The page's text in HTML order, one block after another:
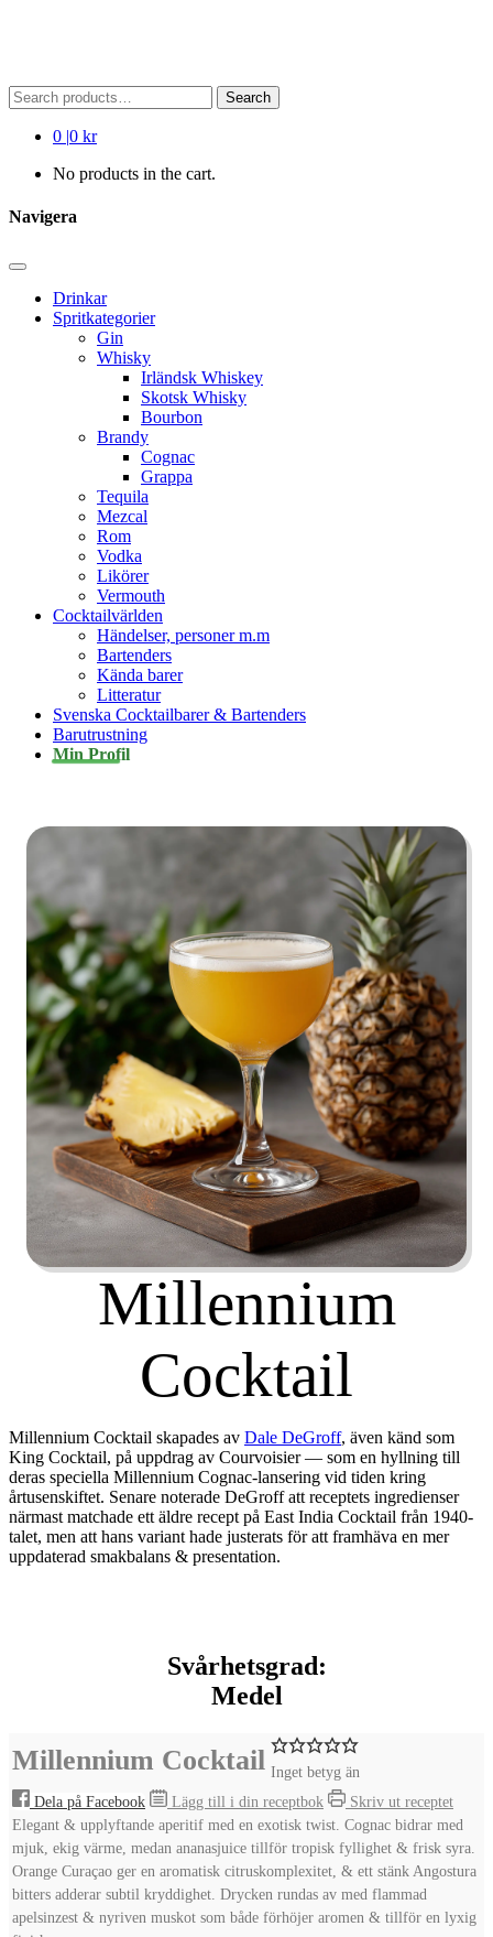
Search
for:
Search
0 |0 kr
No products in the cart.
Navigera
Drinkar
Spritkategorier
Gin
Whisky
Irländsk Whiskey
Skotsk Whisky
Bourbon
Brandy
Cognac
Grappa
Tequila
Mezcal
Rom
Vodka
Likörer
Vermouth
Cocktailvärlden
Händelser, personer m.m
Bartenders
Kända barer
Litteratur
Svenska Cocktailbarer & Bartenders
Barutrustning
Min Profil
Millennium
Cocktail
Millennium Cocktail skapades av Dale DeGroff, även känd som
King Cocktail, på uppdrag av Courvoisier— som en hyllning till
deras speciella Millennium Cognac-lansering vid tiden kring
årtusenskiftet. Senare noterade DeGroff att receptets ingredienser
närmast matchade ett äldre recept på East India Cocktail från 1940-
talet, men att hans variant hade justerats för att framhäva en mer
uppdaterad smakbalans & presentation.
Svårhetsgrad:
Medel
Millennium Cocktail Inget betyg än
Dela på Facebook
Lägg till i din receptbok
Skriv ut receptet
Elegant & upplyftande aperitif med en exotisk twist. Cognac bidrar med
mjuk, ekig värme, medan ananasjuice tillför tropisk fyllighet & frisk syra.
Orange Curaçao ger en aromatisk citruskomplexitet, & ett stänk Angostura
bitters adderar subtil kryddighet. Drycken rundas av med flammad
apelsinzest & nyriven muskot som både förhöjer aromen & tillför en lyxig